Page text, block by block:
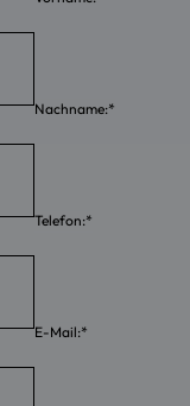
Nachname:*
Telefon:*
E-Mail:*